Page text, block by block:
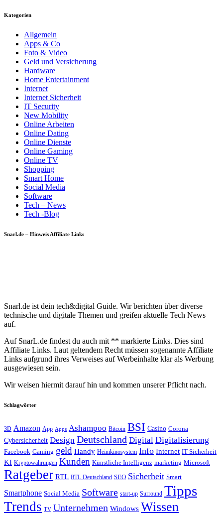
Kategorien
Allgemein
Apps & Co
Foto & Video
Geld und Versicherung
Hardware
Home Entertainment
Internet
Internet Sicherheit
IT Security
New Mobility
Online Arbeiten
Online Dating
Online Dienste
Online Gaming
Online TV
Shopping
Smart Home
Social Media
Software
Tech – News
Tech -Blog
Snarl.de – Hinweis Affiliate Links
Snarl.de ist dein tech&digital Guide. Wir berichten über diverse
technische und digitale Themen und greifen aktuelle Tech News
auf.
Auf SnarL.de findest du auch mit ** markierte Links. Dies sind
Affiliate Links. Laut geltendem Recht müssen sogenannte Affiliate
Links aufgrund ihres Verweises auf Werbeinhalte klar als Werbung
ausgewiesen sein.
Wir weisen hiermit darauf hin und kommen unserer Pflicht nach.
Schlagwörter
3D Amazon App Apps Ashampoo Bitcoin BSI Casino Corona
Cybersicherheit Design Deutschland Digital Digitalisierung
Facebook Gaming geld Handy Heimkinosystem Info Internet IT-Sicherheit
KI Kryptowährungen Kunden Künstliche Intelligenz marketing Microsoft
Ratgeber RTL RTL Deutschland SEO Sicherheit Smart
Smartphone Social Media Software start-up Surround Tipps
Trends TV Unternehmen Windows Wissen